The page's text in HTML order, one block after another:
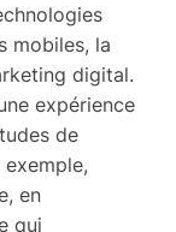
mobiles, la
digital.
expérience
de
exemple,
en
qui